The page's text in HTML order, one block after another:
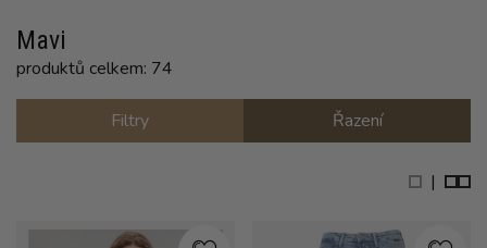
Mavi
produktů celkem: 74
Filtry Řazení
|